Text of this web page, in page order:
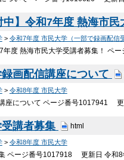
中】令和7年度 熱海市民
> 令和7年度 市民大学（一部で録画配信
7年度 熱海市民大学受講者募集！
画配信講座について
> 令和8年度 市民大学
座について ページ番号1017941
講者募集 html
> 令和8年度 市民大学
ページ番号1017918 更新日 令